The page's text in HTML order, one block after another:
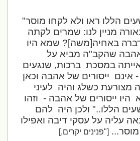
הללו ראו ולא לקחו מוסר"
מניין לנו: שמרים לקתה
באחיה[משה]? שמא היו
שהקב"ה מביא על
במסכת ברכות, שנגעים
ייסורים של אהבה וכאן
כשלג והיה לעיני
היו ייסורים של אהבה - וזהו
הללו.." ולכן היה להם
על עסקי דיבה ואפילו
["פנינים יקרים,]